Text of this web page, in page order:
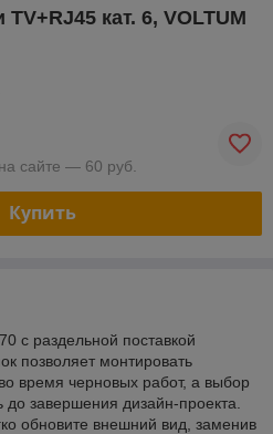
кат. 6, VOLTUM
сайте — 60 руб.
Купить
с раздельной поставкой
позволяет монтировать
время черновых работ, а выбор
завершения дизайн-проекта.
обновите внешний вид, заменив